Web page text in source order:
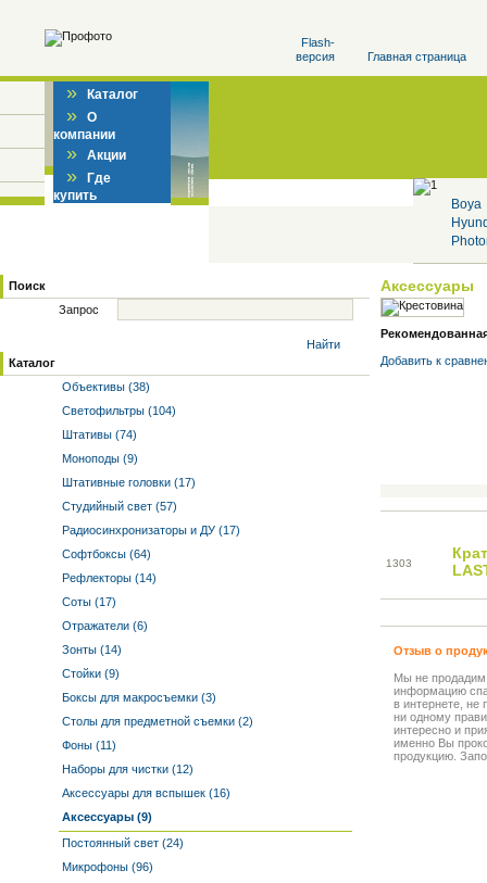
Flash-
версия
Главная страница
» Каталог
» О
компании
» Акции
» Где
купить
Boya
Поиск
Запрос
Найти
Каталог
Объективы (38)
Светофильтры (104)
Штативы (74)
Моноподы (9)
Штативные головки (17)
Студийный свет (57)
Радиосинхронизаторы и ДУ (17)
Софтбоксы (64)
Рефлекторы (14)
Соты (17)
Отражатели (6)
Зонты (14)
Стойки (9)
Боксы для макросъемки (3)
Столы для предметной съемки (2)
Фоны (11)
Наборы для чистки (12)
Аксессуары для вспышек (16)
Аксессуары (9)
Постоянный свет (24)
Микрофоны (96)
Аксессуары
Добавить к
1303
Отзыв о
Мы не
информацию
в интернете, не
ни одному
интересно и
именно Вы
продукцию.